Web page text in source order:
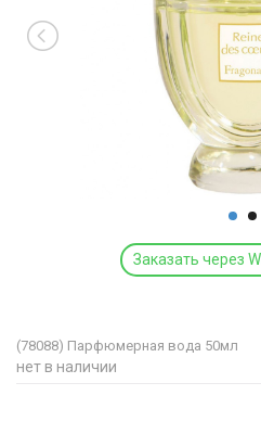
Заказать через
(78088) Парфюмерная вода 50мл
нет в наличии